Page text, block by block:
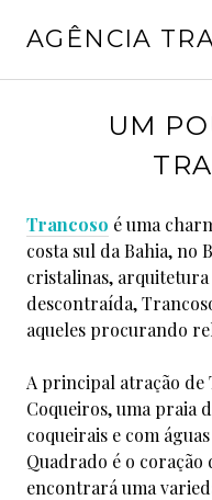
paraAGÊNCIA
UM
Trancoso é uma
costa sul da Bahia, no
cristalinas,
descontraída,
aqueles procurando
A principal atração de
Coqueiros, uma praia
coqueirais e com
Quadrado é o coração
encontrará uma